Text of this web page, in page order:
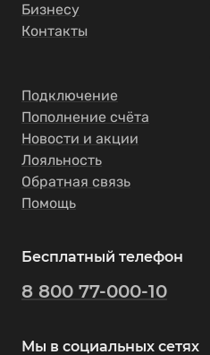
Бизнесу
Контакты
Подключение
Пополнение счёта
Новости и акции
Лояльность
Обратная связь
Помощь
Бесплатный телефон
8 800 77-000-10
Мы в социальных сетях